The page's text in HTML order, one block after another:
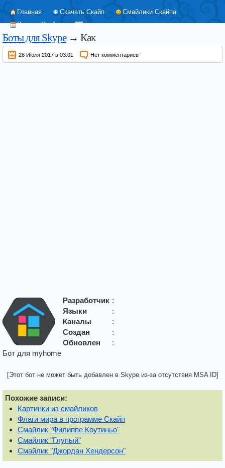
Главная Скачать Скайп
Смайлики Скайпа
Версии Скайпа
Боты для Skype→ Как
28 Июля 2017 в 03:01 Нет комментариев
Разработчик :
Языки
:
Каналы
:
Создан
:
Обновлен
:
Бот для myhome
[Этот бот не может быть добавлен в Skype из-за отсутствия MSA ID]
Похожие записи:
Картинки из смайликов
Флаги мира в программе Скайп
Смайлик "Филиппе Коутиньо"
Смайлик "Глупый"
Смайлик "Джордан Хендерсон"